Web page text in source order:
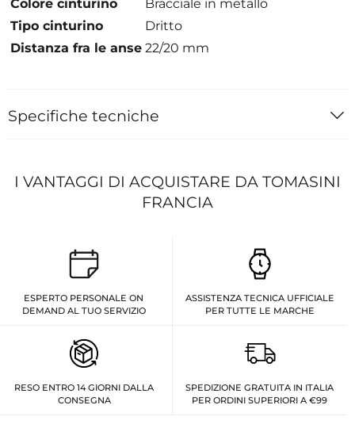
Colore cinturino
Bracciale in metallo
Tipo cinturino
Dritto
Distanza fra le anse 22/20 mm
Specifiche tecniche
I VANTAGGI DI ACQUISTARE DA TOMASINI
FRANCIA
ESPERTO PERSONALE ON
DEMAND AL TUO SERVIZIO
ASSISTENZA TECNICA UFFICIALE
PER TUTTE LE MARCHE
RESO ENTRO 14 GIORNI DALLA
CONSEGNA
SPEDIZIONE GRATUITA IN ITALIA
PER ORDINI SUPERIORI A €99